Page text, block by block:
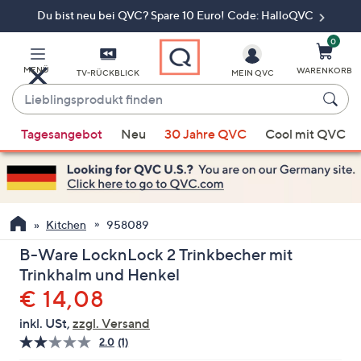
Du bist neu bei QVC? Spare 10 Euro! Code: HalloQVC
MENÜ TV-RÜCKBLICK
Lieblingsprodukt
finden
Vorschläge
verfügbar
sind,
verwenden
Sie
die
Pfeiltasten
nach
oben
und
nach
MEIN QVC
0
WARENKORB
Tagesangebot Neu 30 Jahre QVC Cool mit QVC
Kitchen 958089
B-Ware LocknLock 2 Trinkbecher mit
Trinkhalm und Henkel
Gelöscht
€ 14,08
inkl. USt, zzgl. Versand
2.0 Bewertung
(1)